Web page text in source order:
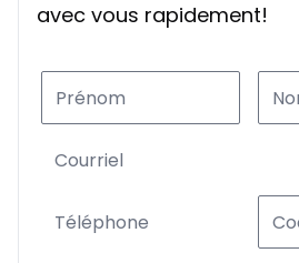
avec vous rapidement!